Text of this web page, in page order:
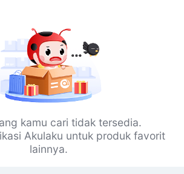
kamu cari tidak tersedia.
Akulaku untuk produk favorit
lainnya.